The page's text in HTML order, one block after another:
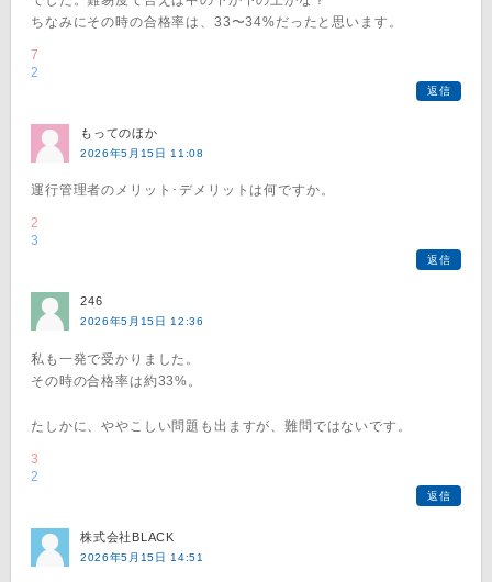
ちなみにその時の合格率は、33〜34%だったと思います。
7
2
返信
もってのほか
2026年5月15日 11:08
運行管理者のメリット･デメリットは何ですか。
2
3
返信
246
2026年5月15日 12:36
私も一発で受かりました。
その時の合格率は約33%。
たしかに、ややこしい問題も出ますが、難問ではないです。
3
2
返信
株式会社BLACK
2026年5月15日 14:51